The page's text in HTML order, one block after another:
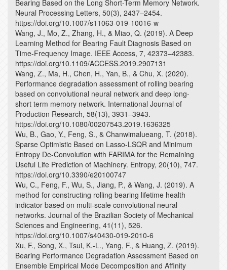
Bearing Based on the Long Short-Term Memory Network.
Neural Processing Letters, 50(3), 2437–2454.
https://doi.org/10.1007/s11063-019-10016-w
Wang, J., Mo, Z., Zhang, H., & Miao, Q. (2019). A Deep
Learning Method for Bearing Fault Diagnosis Based on
Time-Frequency Image. IEEE Access, 7, 42373–42383.
https://doi.org/10.1109/ACCESS.2019.2907131
Wang, Z., Ma, H., Chen, H., Yan, B., & Chu, X. (2020).
Performance degradation assessment of rolling bearing
based on convolutional neural network and deep long-
short term memory network. International Journal of
Production Research, 58(13), 3931–3943.
https://doi.org/10.1080/00207543.2019.1636325
Wu, B., Gao, Y., Feng, S., & Chanwimalueang, T. (2018).
Sparse Optimistic Based on Lasso-LSQR and Minimum
Entropy De-Convolution with FARIMA for the Remaining
Useful Life Prediction of Machinery. Entropy, 20(10), 747.
https://doi.org/10.3390/e20100747
Wu, C., Feng, F., Wu, S., Jiang, P., & Wang, J. (2019). A
method for constructing rolling bearing lifetime health
indicator based on multi-scale convolutional neural
networks. Journal of the Brazilian Society of Mechanical
Sciences and Engineering, 41(11), 526.
https://doi.org/10.1007/s40430-019-2010-6
Xu, F., Song, X., Tsui, K.-L., Yang, F., & Huang, Z. (2019).
Bearing Performance Degradation Assessment Based on
Ensemble Empirical Mode Decomposition and Affinity